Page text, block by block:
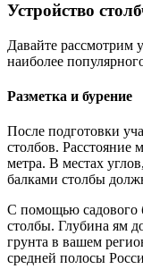
Устройство
Давайте рассмотрим
наиболее
Разметка и бурение
После подготовки
столбов. Расстояние
метра. В местах
балками столбы
С помощью садового
столбы. Глубина ям
грунта в вашем
средней полосы